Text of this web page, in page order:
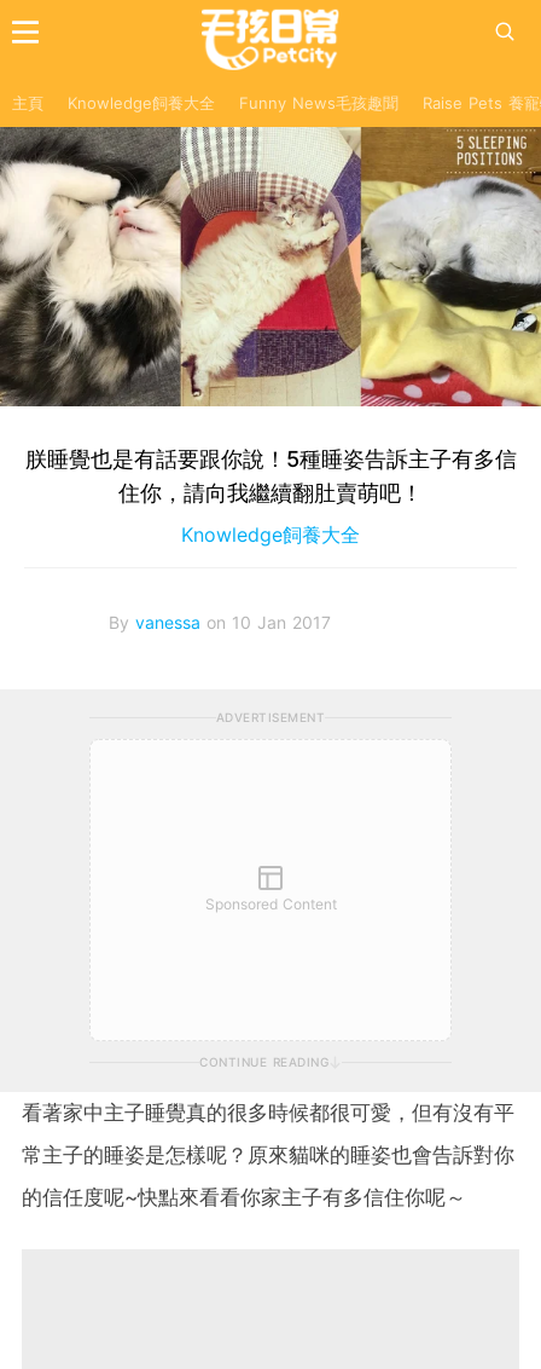
主頁 Knowledge飼養大全 Funny News毛孩趣聞 Raise Pets 養
朕睡覺也是有話要跟你說！5種睡姿告訴主子有多信
住你，請向我繼續翻肚賣萌吧！
Knowledge飼養大全
By vanessa on 10 Jan 2017
ADVERTISEMENT
Sponsored Content
CONTINUE READING
看著家中主子睡覺真的很多時候都很可愛，但有沒有平
常主子的睡姿是怎樣呢？原來貓咪的睡姿也會告訴對你
的信任度呢~快點來看看你家主子有多信住你呢～